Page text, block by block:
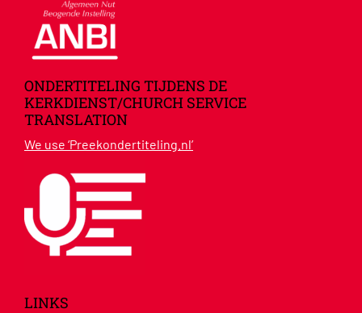
ONDERTITELING TIJDENS DE
KERKDIENST/CHURCH SERVICE
TRANSLATION
We use ‘Preekondertiteling.nl’
LINKS